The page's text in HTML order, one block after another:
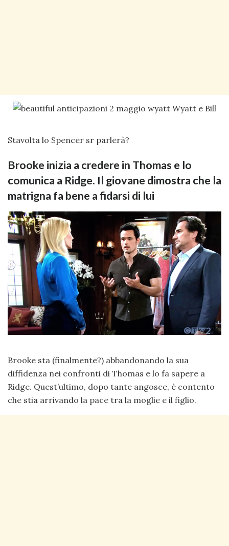
Stavolta lo Spencer sr parlerà?
Brooke inizia a credere in Thomas e lo
comunica a Ridge. Il giovane dimostra che la
matrigna fa bene a fidarsi di lui
Brooke sta (finalmente?) abbandonando la sua
diffidenza nei confronti di Thomas e lo fa sapere a
Ridge. Quest’ultimo, dopo tante angosce, è contento
che stia arrivando la pace tra la moglie e il figlio.